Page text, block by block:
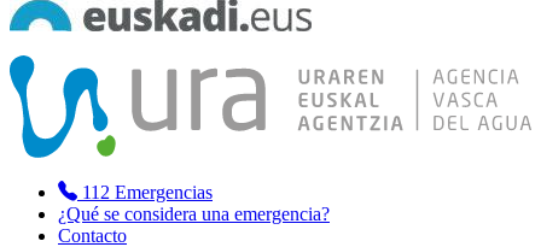
112 Emergencias
¿Qué se considera una emergencia?
Contacto